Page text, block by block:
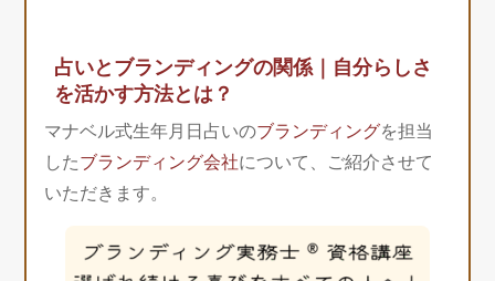
占いとブランディングの関係｜自分らしさ
を活かす方法とは？
マナベル式生年月日占いのブランディングを担当
したブランディング会社について、ご紹介させて
いただきます。